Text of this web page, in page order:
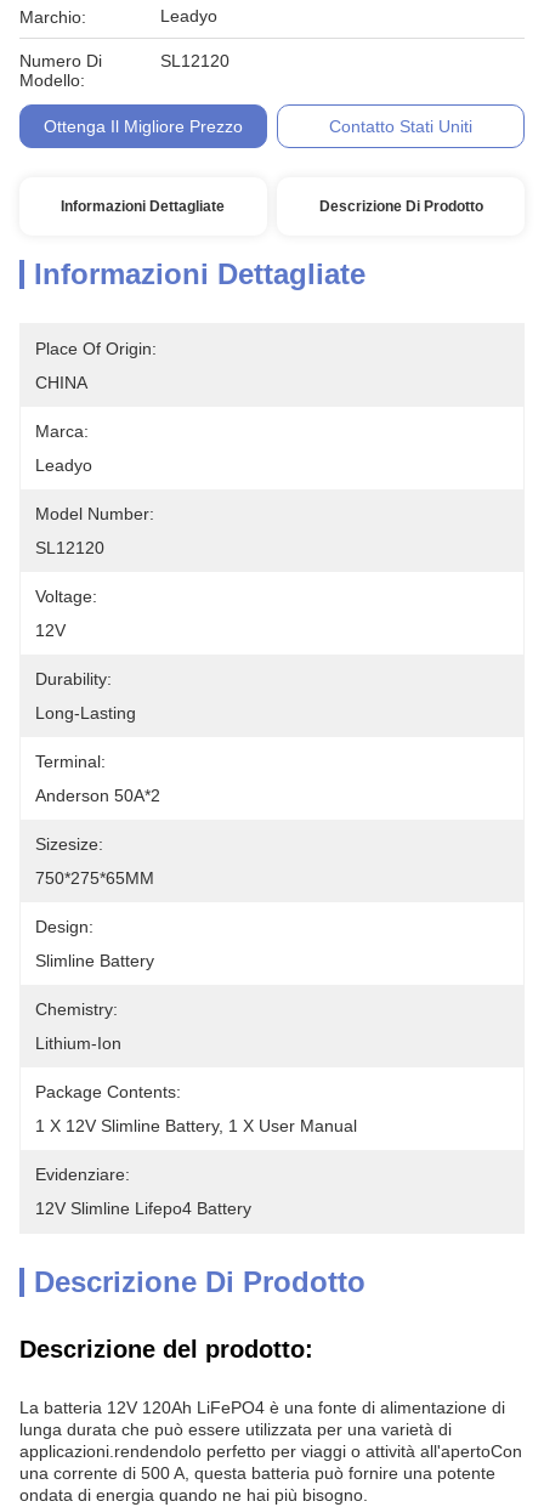
Marchio: Leadyo
Numero Di
Modello:
SL12120
Ottenga Il Migliore Prezzo Contatto Stati Uniti
Informazioni Dettagliate Descrizione Di Prodotto
Informazioni Dettagliate
Place Of Origin:
CHINA
Marca:
Leadyo
Model Number:
SL12120
Voltage:
12V
Durability:
Long-Lasting
Terminal:
Anderson 50A*2
Sizesize:
750*275*65MM
Design:
Slimline Battery
Chemistry:
Lithium-Ion
Package Contents:
1 X 12V Slimline Battery, 1 X User Manual
Evidenziare:
12V Slimline Lifepo4 Battery
Descrizione Di Prodotto
Descrizione del prodotto:
La batteria 12V 120Ah LiFePO4 è una fonte di alimentazione di
lunga durata che può essere utilizzata per una varietà di
applicazioni.rendendolo perfetto per viaggi o attività all'apertoCon
una corrente di 500 A, questa batteria può fornire una potente
ondata di energia quando ne hai più bisogno.